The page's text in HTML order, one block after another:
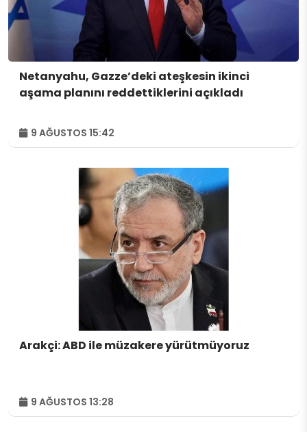
Netanyahu, Gazze’deki ateşkesin ikinci
aşama planını reddettiklerini açıkladı
9 AĞUSTOS 15:42
Arakçi: ABD ile müzakere yürütmüyoruz
9 AĞUSTOS 13:28